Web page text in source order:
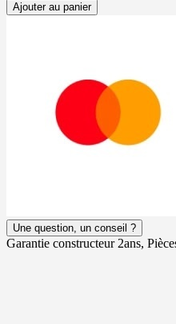
Ajouter au panier
Une question, un conseil ?
Garantie constructeur 2ans,